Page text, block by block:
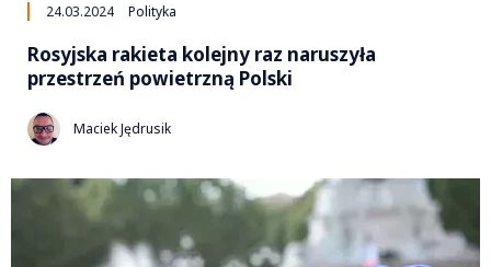
24.03.2024 Polityka
Rosyjska rakieta kolejny raz naruszyła
przestrzeń powietrzną Polski
Maciek Jędrusik